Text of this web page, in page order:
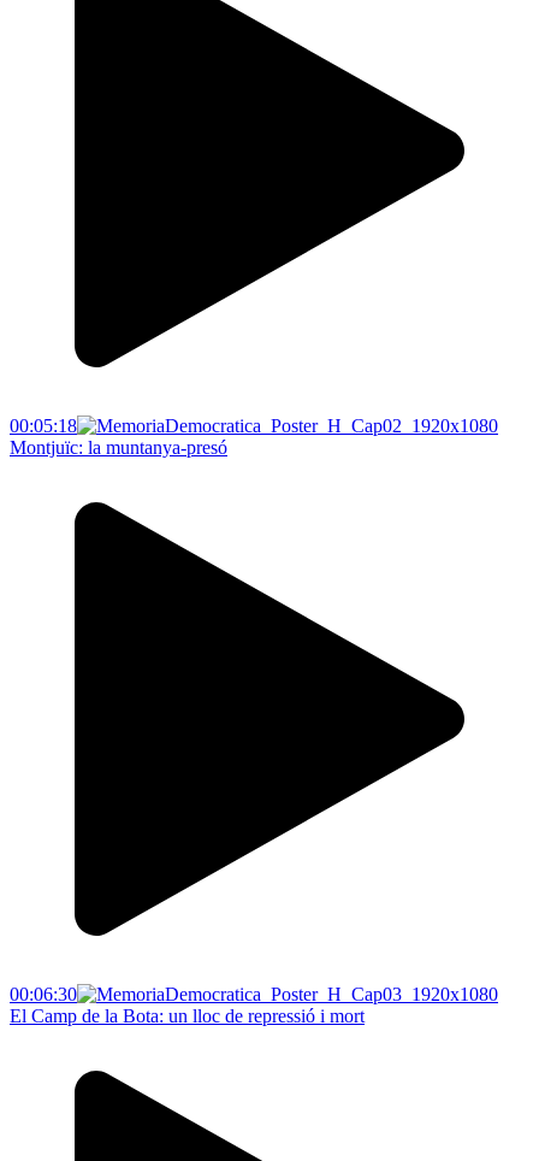
00:05:18
Montjuïc: la muntanya-presó
00:06:30
El Camp de la Bota: un lloc de repressió i mort